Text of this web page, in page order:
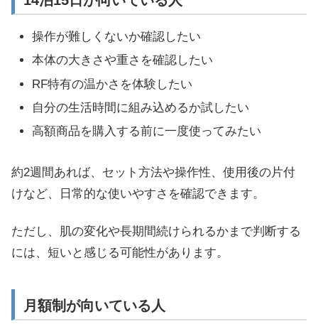
操作が難しくないか確認したい
本体の大きさや重さを確認したい
RF特有の温かさを体験したい
自分の生活時間に組み込めるか試したい
高額商品を購入する前に一度使ってみたい
約2週間あれば、セット方法や操作性、使用後の片付
けなど、日常的な使いやすさを確認できます。
ただし、肌の変化や長期間続けられるかまで判断する
には、短いと感じる可能性があります。
月額制が向いている人